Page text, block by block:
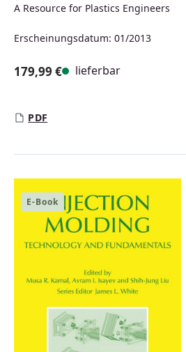
A Resource for Plastics Engineers
Erscheinungsdatum: 01/2013
179,99 € lieferbar
PDF
E-Book